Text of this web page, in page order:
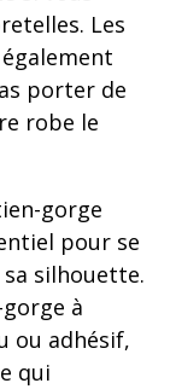
Les
porter de
robe le
gorge
pour se
silhouette.
à
ou adhésif,
qui